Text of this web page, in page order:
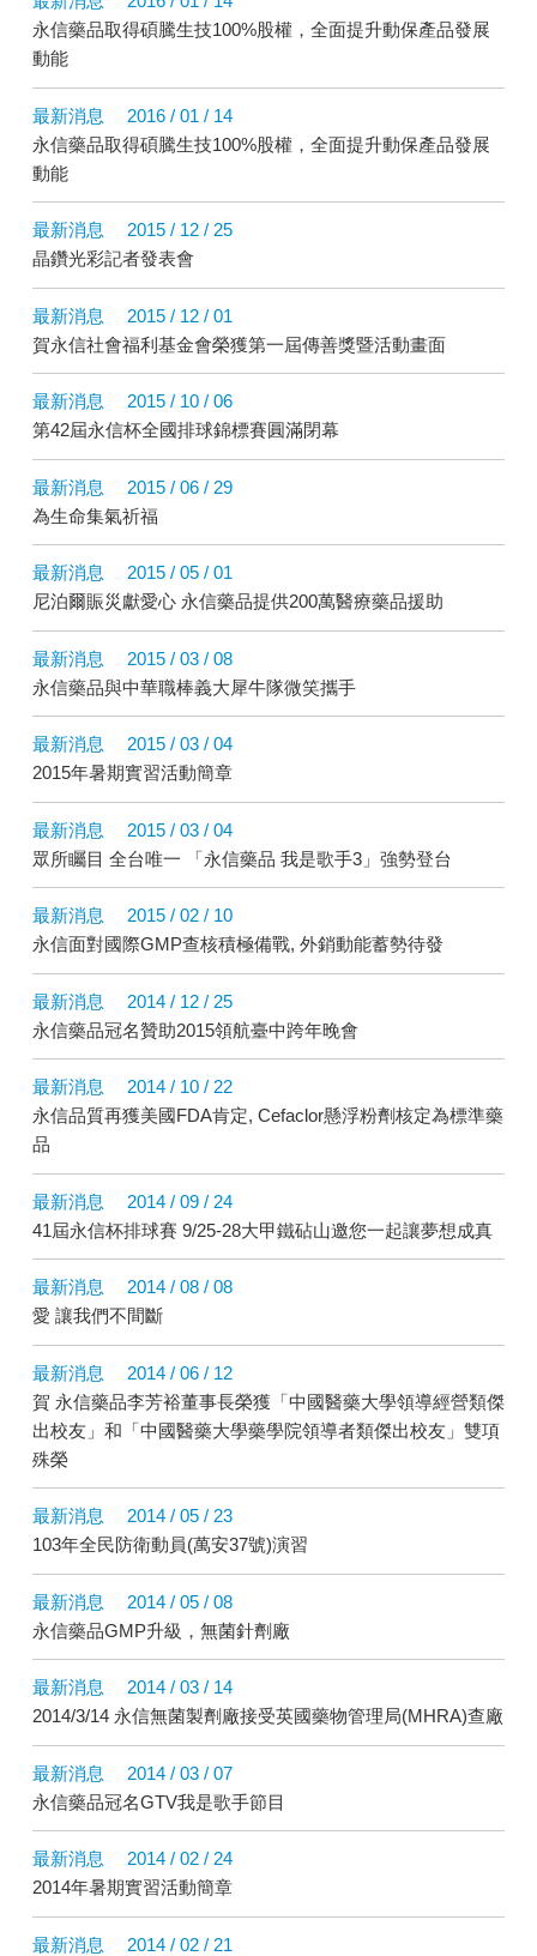
永信藥品取得碩騰生技100%股權，全面提升動保產品發展
動能
最新消息
2016 / 01 / 14
永信藥品取得碩騰生技100%股權，全面提升動保產品發展
動能
最新消息
2015 / 12 / 25
晶鑽光彩記者發表會
最新消息
2015 / 12 / 01
賀永信社會福利基金會榮獲第一屆傳善獎暨活動畫面
最新消息
2015 / 10 / 06
第42屆永信杯全國排球錦標賽圓滿閉幕
最新消息
2015 / 06 / 29
為生命集氣祈福
最新消息
2015 / 05 / 01
尼泊爾賑災獻愛心 永信藥品提供200萬醫療藥品援助
最新消息
2015 / 03 / 08
永信藥品與中華職棒義大犀牛隊微笑攜手
最新消息
2015 / 03 / 04
2015年暑期實習活動簡章
最新消息
2015 / 03 / 04
眾所矚目 全台唯一 「永信藥品 我是歌手3」強勢登台
最新消息
2015 / 02 / 10
永信面對國際GMP查核積極備戰, 外銷動能蓄勢待發
最新消息
2014 / 12 / 25
永信藥品冠名贊助2015領航臺中跨年晚會
最新消息
2014 / 10 / 22
永信品質再獲美國FDA肯定, Cefaclor懸浮粉劑核定為標準藥
品
最新消息
2014 / 09 / 24
41屆永信杯排球賽 9/25-28大甲鐵砧山邀您一起讓夢想成真
最新消息
2014 / 08 / 08
愛 讓我們不間斷
最新消息
2014 / 06 / 12
賀 永信藥品李芳裕董事長榮獲「中國醫藥大學領導經營類傑
出校友」和「中國醫藥大學藥學院領導者類傑出校友」雙項
殊榮
最新消息
2014 / 05 / 23
103年全民防衛動員(萬安37號)演習
最新消息
2014 / 05 / 08
永信藥品GMP升級，無菌針劑廠
最新消息
2014 / 03 / 14
2014/3/14 永信無菌製劑廠接受英國藥物管理局(MHRA)查廠
最新消息
2014 / 03 / 07
永信藥品冠名GTV我是歌手節目
最新消息
2014 / 02 / 24
2014年暑期實習活動簡章
最新消息
2014 / 02 / 21